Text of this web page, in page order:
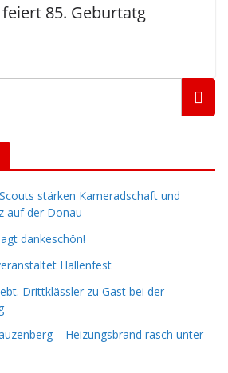
85. Geburtatg
stärken Kameradschaft und
auf der Donau
dankeschön!
Hallenfest
Drittklässler zu Gast bei der
– Heizungsbrand rasch unter